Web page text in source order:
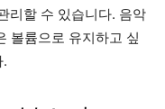
리할 수 있습니다. 음악
볼륨으로 유지하고 싶